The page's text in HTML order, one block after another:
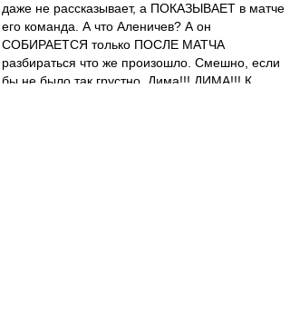
даже не рассказывает, а ПОКАЗЫВАЕТ в матче
его команда. А что Аленичев? А он
СОБИРАЕТСЯ только ПОСЛЕ МАТЧА
разбираться что же произошло. Смешно, если
бы не было так грустно. Дима!!! ДИМА!!! К